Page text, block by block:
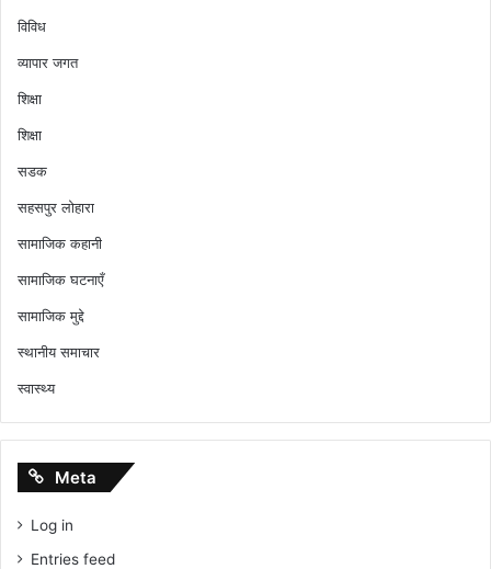
विविध
व्यापार जगत
शिक्षा
शिक्षा
सडक
सहसपुर लोहारा
सामाजिक कहानी
सामाजिक घटनाएँ
सामाजिक मुद्दे
स्थानीय समाचार
स्वास्थ्य
Meta
Log in
Entries feed